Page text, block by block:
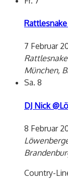
7 Februar
München,
Sa. 8
DJ Nick
8 Februar
Country-